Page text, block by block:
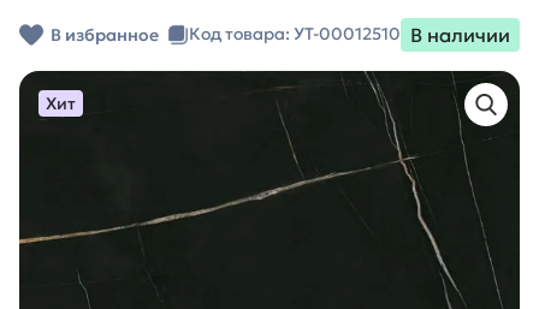
В избранное Код товара: УТ-00012510 В наличии
Хит